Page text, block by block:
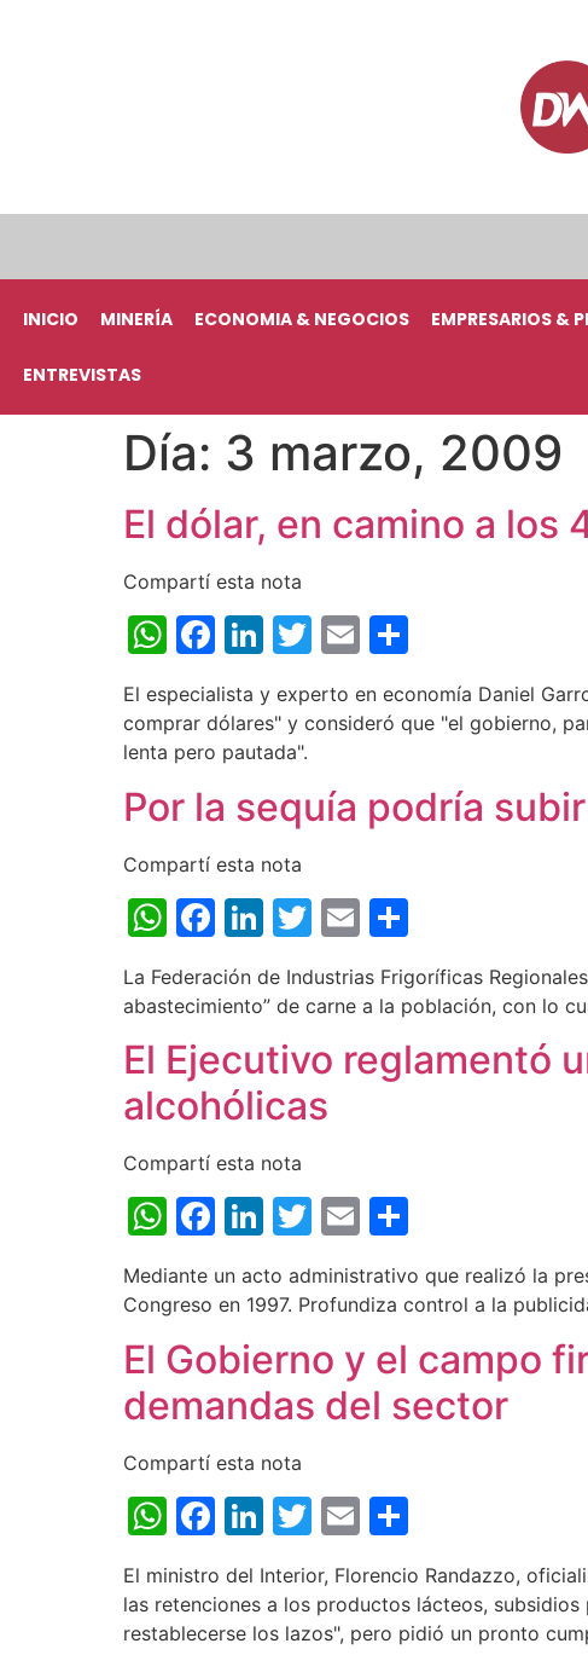
INICIO MINERÍA ECONOMIA & NEGOCIOS EMPRESARIOS &
ENTREVISTAS
Día: 3 marzo, 2009
El dólar, en camino a los
Compartí esta nota
WhatsApp
Facebook
LinkedIn
Twitter
Email
El especialista y experto en economía Daniel
comprar dólares" y consideró que "el gobierno,
lenta pero pautada".
Por la sequía podría
Compartí esta nota
WhatsApp
Facebook
LinkedIn
Twitter
Email
La Federación de Industrias Frigoríficas
abastecimiento” de carne a la población, con lo
El Ejecutivo reglamentó
alcohólicas
Compartí esta nota
WhatsApp
Facebook
LinkedIn
Twitter
Email
Mediante un acto administrativo que realizó la
Congreso en 1997. Profundiza control a la
El Gobierno y el campo
demandas del sector
Compartí esta nota
WhatsApp
Facebook
LinkedIn
Twitter
Email
El ministro del Interior, Florencio Randazzo,
las retenciones a los productos lácteos,
restablecerse los lazos", pero pidió un pronto